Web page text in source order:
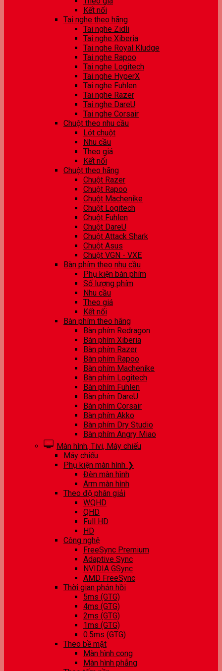
Kết nối
Tai nghe theo hãng
Tai nghe Zidli
Tai nghe Xiberia
Tai nghe Royal Kludge
Tai nghe Rapoo
Tai nghe Logitech
Tai nghe HyperX
Tai nghe Fuhlen
Tai nghe Razer
Tai nghe DareU
Tai nghe Corsair
Chuột theo nhu cầu
Lót chuột
Nhu cầu
Theo giá
Kết nối
Chuột theo hãng
Chuột Razer
Chuột Rapoo
Chuột Machenike
Chuột Logitech
Chuột Fuhlen
Chuột DareU
Chuột Attack Shark
Chuột Asus
Chuột VGN - VXE
Bàn phím theo nhu cầu
Phụ kiện bàn phím
Số lượng phím
Nhu cầu
Theo giá
Kết nối
Bàn phím theo hãng
Bàn phím Redragon
Bàn phím Xiberia
Bàn phím Razer
Bàn phím Rapoo
Bàn phím Machenike
Bàn phím Logitech
Bàn phím Fuhlen
Bàn phím DareU
Bàn phím Corsair
Bàn phím Akko
Bàn phím Dry Studio
Bàn phím Angry Miao
Màn hình, Tivi, Máy chiếu
Máy chiếu
Phụ kiện màn hình ❯
Đèn màn hình
Arm màn hình
Theo độ phân giải
WQHD
QHD
Full HD
HD
Công nghệ
FreeSync Premium
Adaptive Sync
NVIDIA GSync
AMD FreeSync
Thời gian phản hồi
5ms (GTG)
4ms (GTG)
2ms (GTG)
1ms (GTG)
0.5ms (GTG)
Theo bề mặt
Màn hình cong
Màn hình phẳng